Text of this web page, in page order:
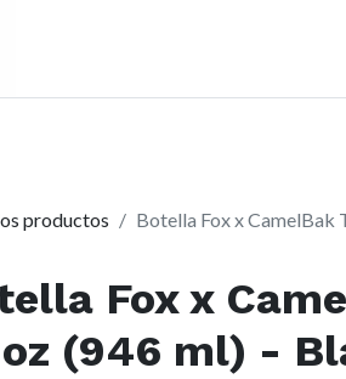
productos Botella Fox x CamelBak
Fox x
(946 ml) -